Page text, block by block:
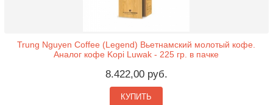
Trung Nguyen Coffee (Legend) Вьетнамский молотый кофе.
Аналог кофе Kopi Luwak - 225 гр. в пачке
8.422,00 руб.
КУПИТЬ